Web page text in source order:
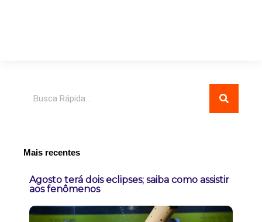
Mais recentes
Agosto terá dois eclipses; saiba como assistir
aos fenômenos